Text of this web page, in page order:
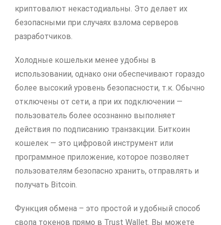
криптовалют некастодиальны. Это делает их
безопасными при случаях взлома серверов
разработчиков.
Холодные кошельки менее удобны в
использовании, однако они обеспечивают гораздо
более высокий уровень безопасности, т.к. Обычно
отключены от сети, а при их подключении —
пользователь более осознанно выполняет
действия по подписанию транзакции. Биткоин
кошелек — это цифровой инструмент или
программное приложение, которое позволяет
пользователям безопасно хранить, отправлять и
получать Bitcoin.
Функция обмена – это простой и удобный способ
свопа токенов прямо в Trust Wallet. Вы можете